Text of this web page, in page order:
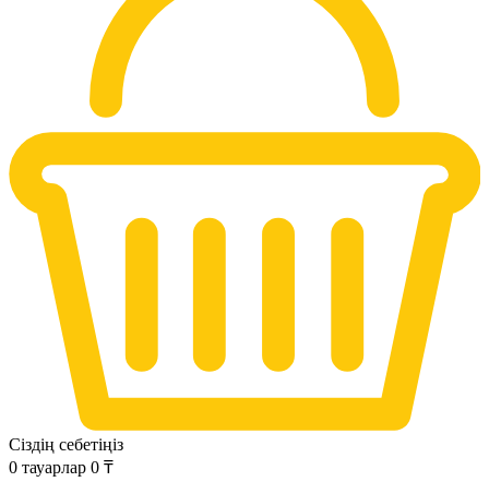
Сіздің себетіңіз
0 тауарлар 0 ₸